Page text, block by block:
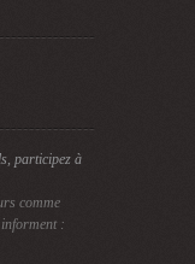
participez à
comme
: